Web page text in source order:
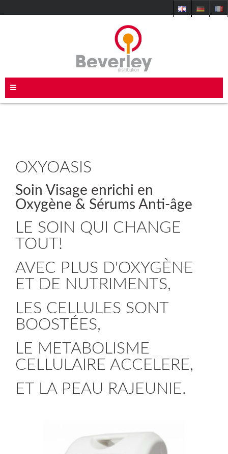
OXYOASIS
Soin Visage enrichi en
Oxygène & Sérums Anti-âge
LE SOIN QUI CHANGE
TOUT!
AVEC PLUS D'OXYGÈNE
ET DE NUTRIMENTS,
LES CELLULES SONT
BOOSTÉES,
LE METABOLISME
CELLULAIRE ACCELERE,
ET LA PEAU RAJEUNIE.